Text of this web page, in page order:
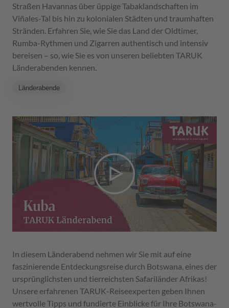
Straßen Havannas über üppige Tabaklandschaften im
Viñales-Tal bis hin zu kolonialen Städten und traumhaften
Stränden. Erfahren Sie, wie Sie das Land der Oldtimer,
Rumba-Rythmen und Zigarren authentisch und intensiv
bereisen – so, wie Sie es von unseren beliebten TARUK
Länderabenden kennen.
Länderabende
In diesem Länderabend nehmen wir Sie mit auf eine
faszinierende Entdeckungsreise durch Botswana, eines der
ursprünglichsten und tierreichsten Safariländer Afrikas!
Unsere erfahrenen TARUK-Reiseexperten geben Ihnen
wertvolle Tipps und fundierte Einblicke für Ihre Botswana-